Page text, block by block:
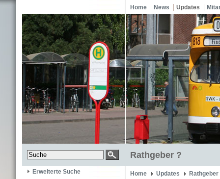
Home News Updates
Rathgeber ?
Erweiterte Suche Home Updates Rathgeber